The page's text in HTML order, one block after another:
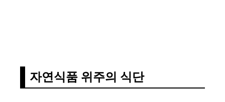
자연식품 위주의 식단